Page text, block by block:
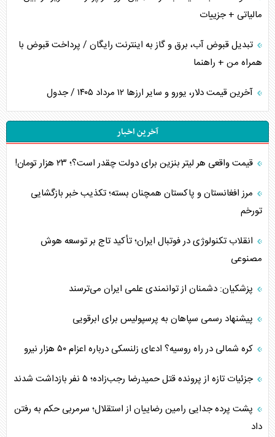
مالیاتی + جزییات
تبدیل قبوض آب، برق و گاز به اینترنت رایگان / پرداخت قبوض با
همراه من + راهنما
آخرین قیمت دلار، یورو و سایر ارز‌ها ۱۲ مرداد ۱۴۰۵ / جدول
آخرین اخبار
قیمت واقعی هر لیتر بنزین برای دولت چقدر است؟؛ ۲۳ هزار تومان!
مرز افغانستان و پاکستان همچنان بسته؛ تکذیب خبر بازگشایی
تورخم
انقلاب تکنولوژی در فوتبال ایران؛ تأکید تاج بر توسعه هوش
مصنوعی
پزشکیان: دشمنان از توانمندی علمی ایران می‌ترسند
پیشنهاد رسمی سپاهان به پرسپولیس برای ابرقویی
کره شمالی در راه روسیه؟ ادعای زلنسکی درباره اعزام ۵۰ هزار نیرو
جزئیات تازه از پرونده قتل حمیدرضا رجب‌زاده؛ ۵ نفر بازداشت شدند
پشت پرده جدایی رامین رضاییان از استقلال؛ سرمربی حکم به رفتن
داد